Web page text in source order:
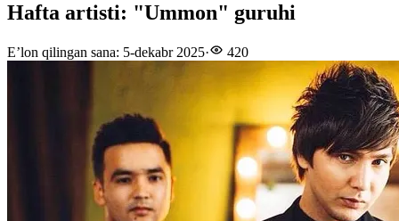
Hafta artisti: "Ummon" guruhi
E’lon qilingan sana: 5-dekabr 2025· 420